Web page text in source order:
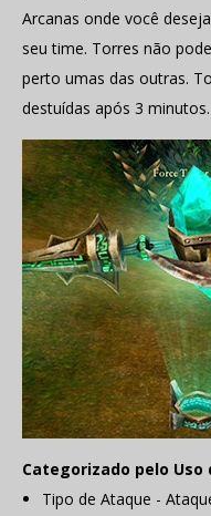
Arcanas onde você
seu time. Torres não
perto umas das outras.
destuídas após 3 minutos.
Categorizado pelo Uso
Tipo de Ataque -